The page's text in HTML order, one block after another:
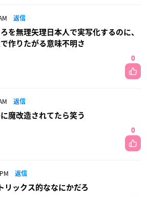
返信
を無理矢理日本人で実写化するのに、
作りたがる意味不明さ
0
返信
魔改造されてたら笑う
0
返信
リックス的ななにかだろ